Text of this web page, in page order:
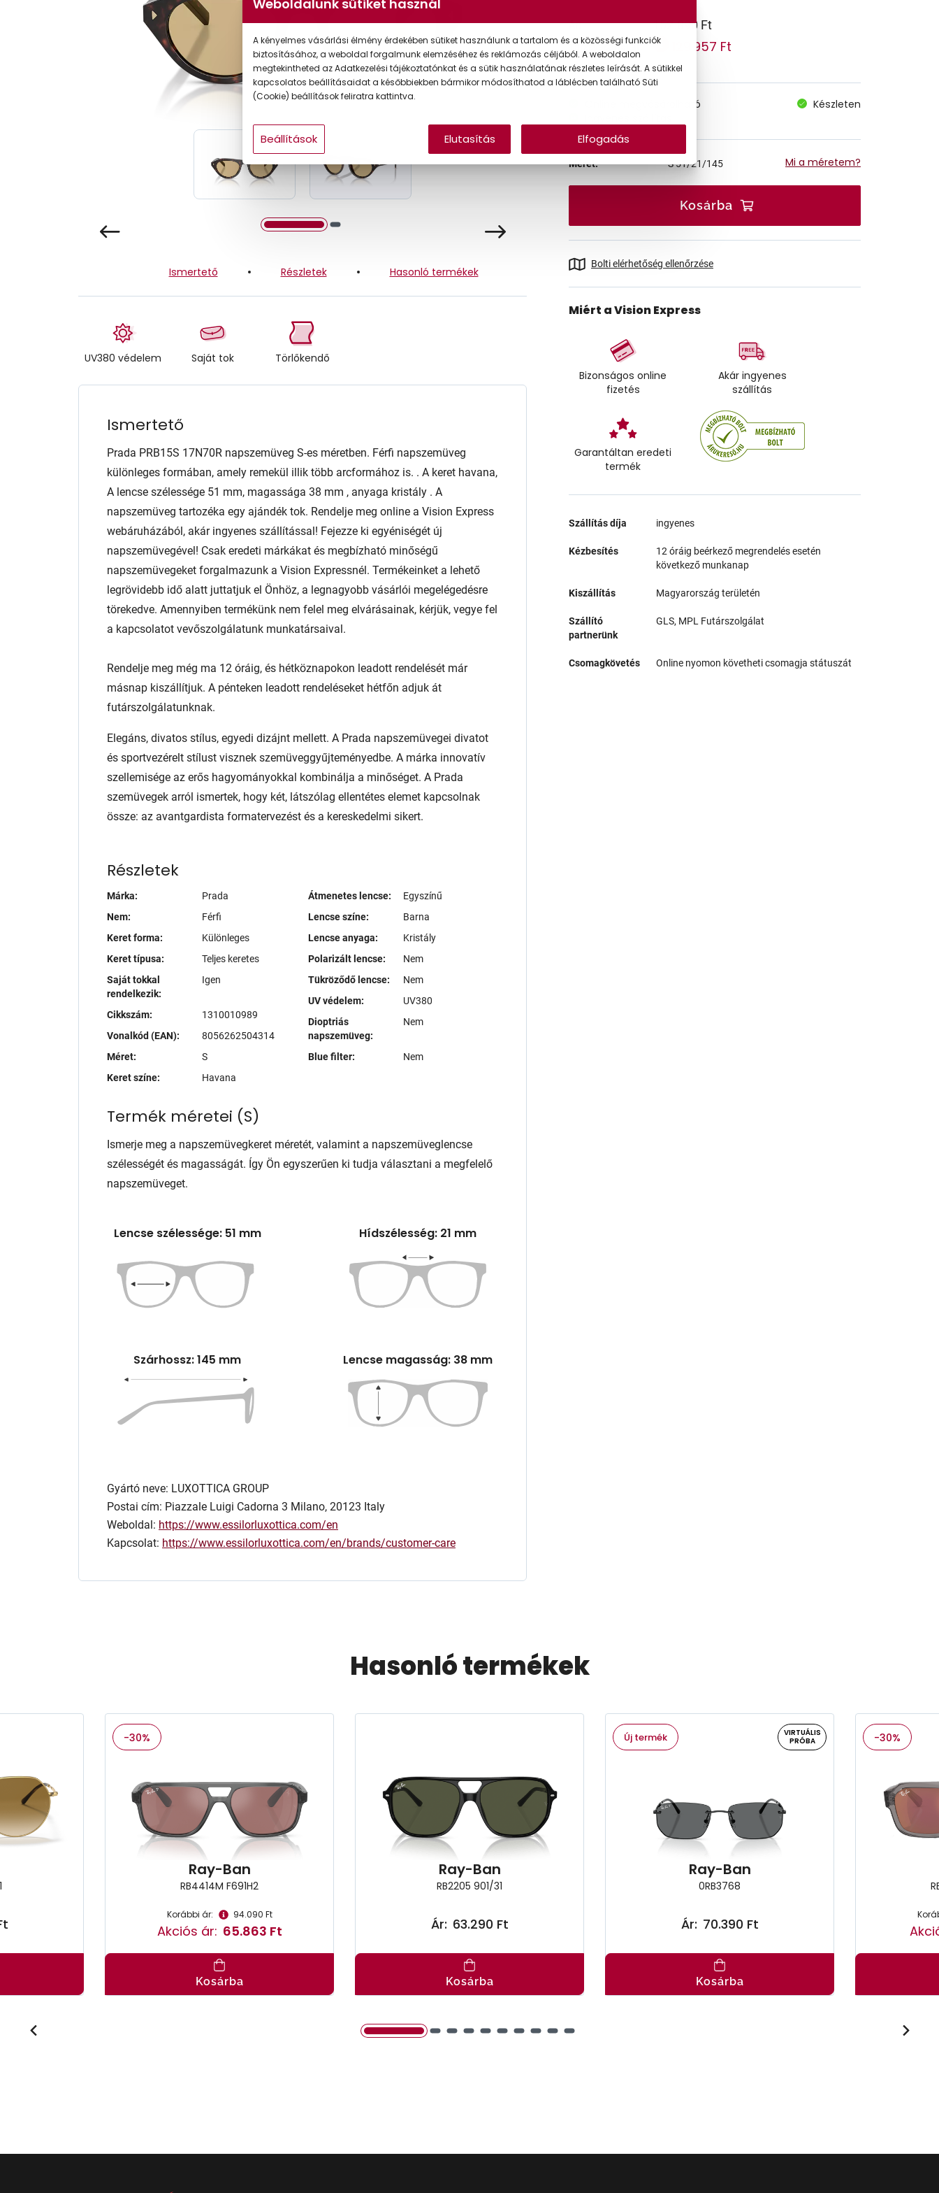
Ismertető Részletek Hasonló termékek
UV380 védelem Saját tok Törlőkendő
Ismertető
Prada PRB15S 17N70R napszemüveg S-es méretben. Férfi napszemüveg
különleges formában, amely remekül illik több arcformához is. . A keret havana,
A lencse szélessége 51 mm, magassága 38 mm , anyaga kristály . A
napszemüveg tartozéka egy ajándék tok. Rendelje meg online a Vision Express
webáruházából, akár ingyenes szállítással! Fejezze ki egyéniségét új
napszemüvegével! Csak eredeti márkákat és megbízható minőségű
napszemüvegeket forgalmazunk a Vision Expressnél. Termékeinket a lehető
legrövidebb idő alatt juttatjuk el Önhöz, a legnagyobb vásárlói megelégedésre
törekedve. Amennyiben termékünk nem felel meg elvárásainak, kérjük, vegye fel
a kapcsolatot vevőszolgálatunk munkatársaival.
Rendelje meg még ma 12 óráig, és hétköznapokon leadott rendelését már
másnap kiszállítjuk. A pénteken leadott rendeléseket hétfőn adjuk át
futárszolgálatunknak.
Elegáns, divatos stílus, egyedi dizájnt mellett. A Prada napszemüvegei divatot
és sportvezérelt stílust visznek szemüveggyűjteményedbe. A márka innovatív
szellemisége az erős hagyományokkal kombinálja a minőséget. A Prada
szemüvegek arról ismertek, hogy két, látszólag ellentétes elemet kapcsolnak
össze: az avantgardista formatervezést és a kereskedelmi sikert.
Részletek
Márka:
Prada
Nem:
Férfi
Keret forma:
Különleges
Keret típusa:
Teljes keretes
Saját tokkal
rendelkezik:
Igen
Cikkszám:
1310010989
Vonalkód (EAN):
8056262504314
Méret:
S
Keret színe:
Havana
Átmenetes lencse:
Egyszínű
Lencse színe:
Barna
Lencse anyaga:
Kristály
Polarizált lencse:
Nem
Tükröződő lencse:
Nem
UV védelem:
UV380
Dioptriás
napszemüveg:
Nem
Blue filter: Nem
Termék méretei (S)
Ismerje meg a napszemüvegkeret méretét, valamint a napszemüveglencse
szélességét és magasságát. Így Ön egyszerűen ki tudja választani a megfelelő
napszemüveget.
Lencse szélessége: 51 mm Hídszélesség: 21 mm
Szárhossz: 145 mm Lencse magasság: 38 mm
Gyártó neve: LUXOTTICA GROUP
Postai cím: Piazzale Luigi Cadorna 3 Milano, 20123 Italy
Weboldal: https://www.essilorluxottica.com/en
Kapcsolat: https://www.essilorluxottica.com/en/brands/customer-care
Ár: 152.890 Ft
Törzsvásárlói ár: 129.957 Ft
Online megvásárolható
Készleten
Méret: S51/21/145 Mi a méretem?
Kosárba
Bolti elérhetőség ellenőrzése
Miért a Vision Express
Bizonságos online
fizetés
Akár ingyenes
szállítás
Garantáltan eredeti
termék
Szállítás díja ingyenes
Kézbesítés
12 óráig beérkező megrendelés esetén
következő munkanap
Kiszállítás Magyarország területén
Szállító
partnerünk
GLS, MPL Futárszolgálat
Csomagkövetés Online nyomon követheti csomagja státuszát
Hasonló termékek
-30%
Ray-Ban
RB4414M F691H2
Korábbi ár: 94.090 Ft
Akciós ár: 65.863 Ft
Kosárba
Ray-Ban
RB2205 901/31
Ár: 63.290 Ft
Kosárba
Új termék
VIRTUÁLIS
PRÓBA
Ray-Ban
0RB3768
Ár: 70.390 Ft
Kosárba
-30%
Weboldalunk sütiket használ
A kényelmes vásárlási élmény érdekében sütiket használunk a tartalom és a közösségi funkciók
biztosításához, a weboldal forgalmunk elemzéséhez és reklámozás céljából. A weboldalon
megtekintheted az Adatkezelési tájékoztatónkat és a sütik használatának részletes leírását. A sütikkel
kapcsolatos beállításaidat a későbbiekben bármikor módosíthatod a láblécben található Süti
(Cookie) beállítások feliratra kattintva.
Beállítások Elutasítás Elfogadás